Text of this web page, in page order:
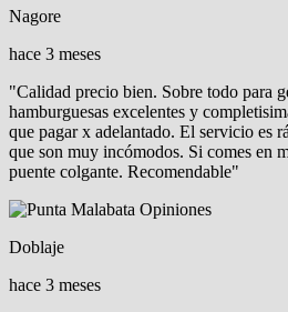
Nagore
hace 3 meses
"Calidad precio bien. Sobre todo para
hamburguesas excelentes y
que pagar x adelantado. El servicio es
que son muy incómodos. Si comes en
puente colgante. Recomendable"
Doblaje
hace 3 meses